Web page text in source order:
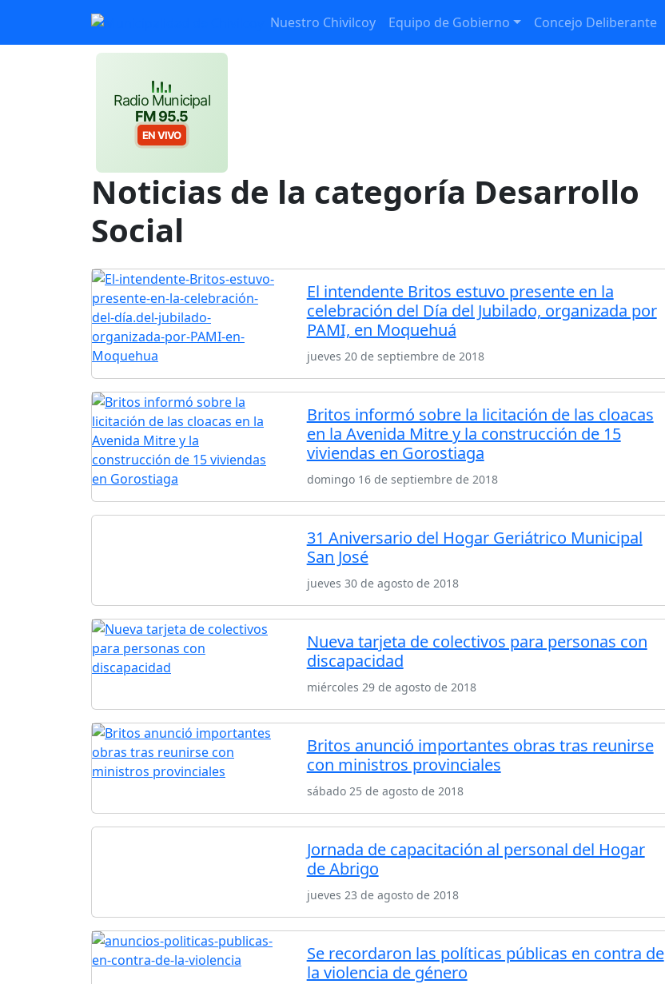
Nuestro Chivilcoy Equipo de Gobierno Concejo Deliberante
Radio Municipal
FM 95.5
EN VIVO
Noticias de la categoría Desarrollo
Social
El intendente Britos estuvo presente en la
celebración del Día del Jubilado, organizada por
PAMI, en Moquehuá
jueves 20 de septiembre de 2018
Britos informó sobre la licitación de las cloacas
en la Avenida Mitre y la construcción de 15
viviendas en Gorostiaga
domingo 16 de septiembre de 2018
31 Aniversario del Hogar Geriátrico Municipal
San José
jueves 30 de agosto de 2018
Nueva tarjeta de colectivos para personas con
discapacidad
miércoles 29 de agosto de 2018
Britos anunció importantes obras tras reunirse
con ministros provinciales
sábado 25 de agosto de 2018
Jornada de capacitación al personal del Hogar
de Abrigo
jueves 23 de agosto de 2018
Se recordaron las políticas públicas en contra de
la violencia de género